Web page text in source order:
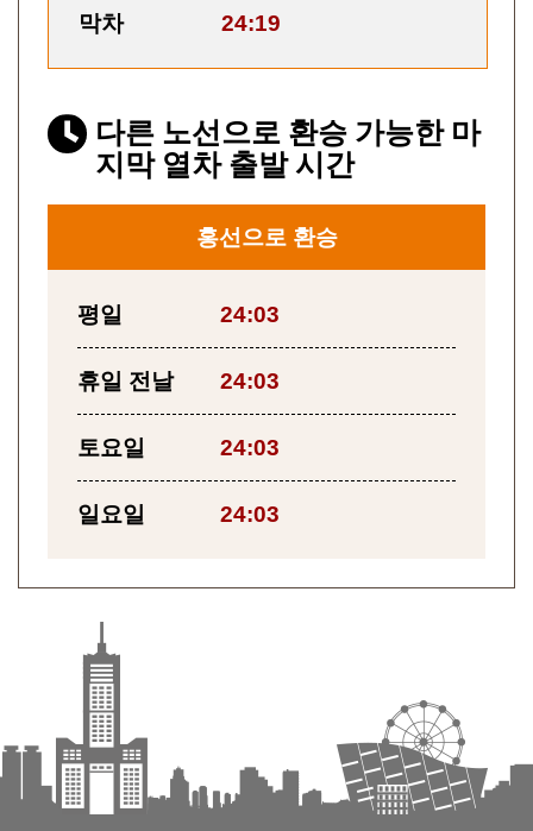
막차 24:19
다른 노선으로 환승 가능한 마
지막 열차 출발 시간
홍선으로 환승
평일 24:03
휴일 전날 24:03
토요일 24:03
일요일 24:03